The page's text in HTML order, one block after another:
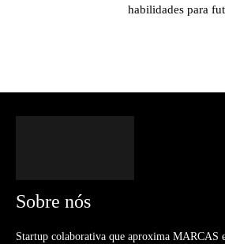
habilidades para
Sobre nós
Startup colaborativa que aproxima